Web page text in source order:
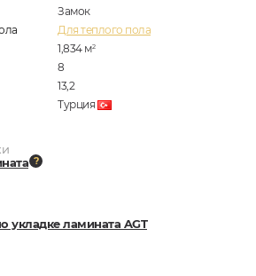
Замок
Для теплого пола
1,834 м2
8
13,2
Турция
укладке ламината AGT